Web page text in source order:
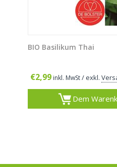
BIO Basilikum Thai
€2,99 inkl. MwSt/ exkl.
Dem